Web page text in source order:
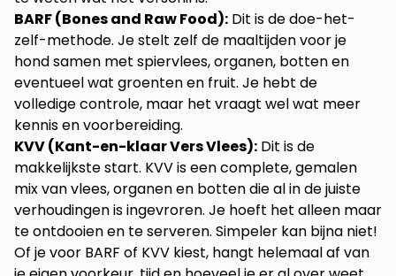
BARF (Bones and Raw Food): Dit is de doe-het-
zelf-methode. Je stelt zelf de maaltijden voor je
hond samen met spiervlees, organen, botten en
eventueel wat groenten en fruit. Je hebt de
volledige controle, maar het vraagt wel wat meer
kennis en voorbereiding.
KVV (Kant-en-klaar Vers Vlees): Dit is de
makkelijkste start. KVV is een complete, gemalen
mix van vlees, organen en botten die al in de juiste
verhoudingen is ingevroren. Je hoeft het alleen maar
te ontdooien en te serveren. Simpeler kan bijna niet!
Of je voor BARF of KVV kiest, hangt helemaal af van